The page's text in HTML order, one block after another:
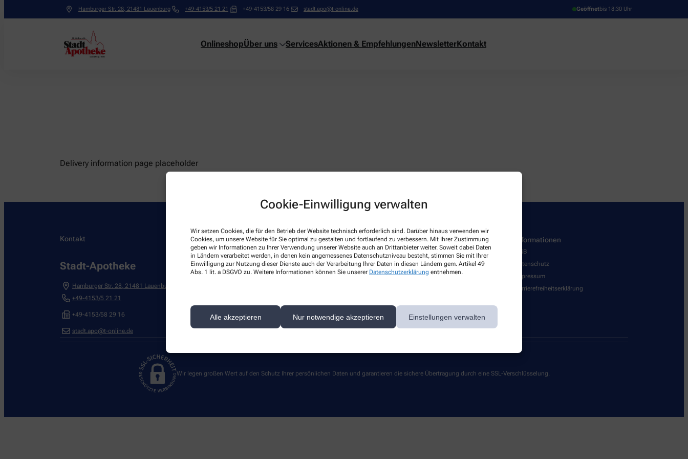
Cookie-Einwilligung verwalten
Wir setzen Cookies, die für den Betrieb der Website technisch erforderlich sind. Darüber hinaus verwenden wir
Cookies, um unsere Website für Sie optimal zu gestalten und fortlaufend zu verbessern. Mit Ihrer Zustimmung
geben wir Informationen zu Ihrer Verwendung unserer Website auch an Drittanbieter weiter. Soweit dabei Daten
in Ländern verarbeitet werden, in denen kein angemessenes Datenschutzniveau besteht, stimmen Sie mit Ihrer
Einwilligung zur Nutzung dieser Dienste auch der Verarbeitung Ihrer Daten in diesen Ländern gem. Artikel 49
Abs. 1 lit. a DSGVO zu. Weitere Informationen können Sie unserer Datenschutzerklärung entnehmen.
Alle akzeptieren Nur notwendige akzeptieren Einstellungen verwalten
Hamburger Str. 28, 21481 Lauenburg +49-4153/5 21 21 +49-4153/58 29 16 stadt.apo@t-online.de Geöffnetbis 18:30 Uhr
OnlineshopÜber uns ServicesAktionen & EmpfehlungenNewsletterKontakt
Delivery information page placeholder
Kontakt
Stadt-Apotheke
Hamburger Str. 28, 21481 Lauenburg
+49-4153/5 21 21
+49-4153/58 29 16
stadt.apo@t-online.de
Über uns
Leistungen
Lieferoptionen
Kontakt
Services Informationen
AGB
Datenschutz
Impressum
Barrierefreiheitserklärung
Wir legen großen Wert auf den Schutz Ihrer persönlichen Daten und garantieren die sichere Übertragung durch eine SSL-Verschlüsselung.